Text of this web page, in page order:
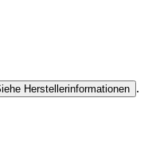
Herstellerinformationen .